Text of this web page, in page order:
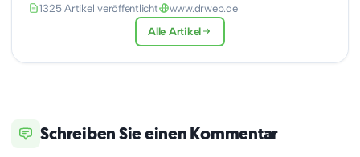
1325 Artikel veröffentlicht www.drweb.de
Alle Artikel
Schreiben Sie einen Kommentar